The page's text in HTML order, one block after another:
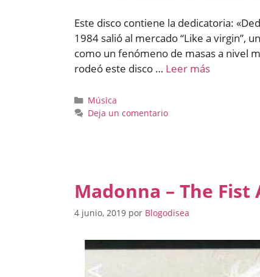
Este disco contiene la dedicatoria:
1984 salió al mercado “Like a virgin”,
como un fenómeno de masas a nivel
rodeó este disco … Leer más
Categorías
Música
Deja un comentario
Madonna – The Fist
4 junio, 2019 por Blogodisea